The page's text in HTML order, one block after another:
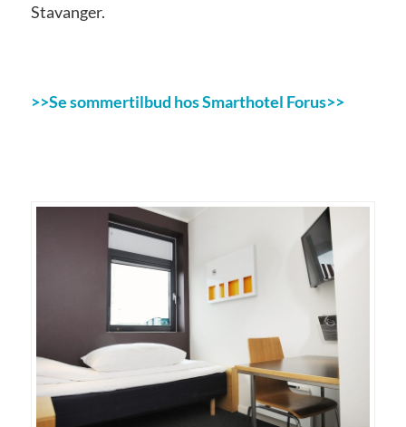
Stavanger.
>>Se sommertilbud hos Smarthotel Forus>>